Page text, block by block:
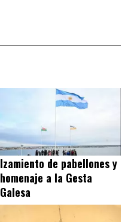
Izamiento de pabellones y
homenaje a la Gesta
Galesa